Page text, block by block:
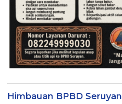
Himbauan BPBD Seruyan